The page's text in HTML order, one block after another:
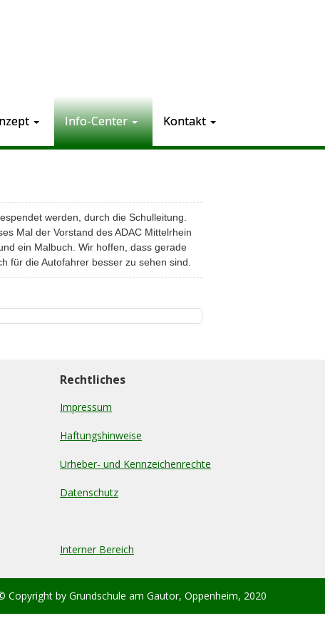
Info-Center Kontakt
werden, durch die Schulleitung.
Mal der Vorstand des ADAC Mittelrhein
ein Malbuch. Wir hoffen, dass gerade
für die Autofahrer besser zu sehen sind.
Rechtliches
Impressum
Haftungshinweise
Urheber- und Kennzeichenrechte
Datenschutz
Interner Bereich
Copyright by Grundschule am Gautor, Oppenheim, 2020